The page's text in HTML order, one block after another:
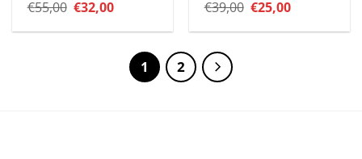
€55,00 Original
price
was:
€32,00Η
τιμή
€32,00.
€39,00 Original
price
was:
€25,00Η
τιμή
1 2